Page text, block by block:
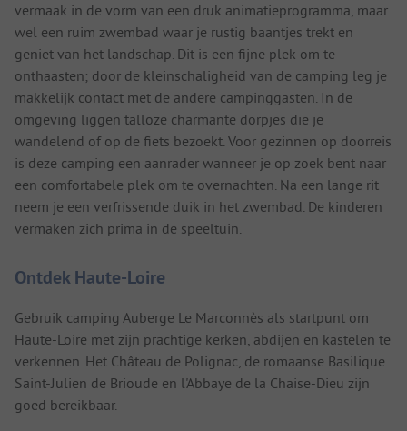
vermaak in de vorm van een druk animatieprogramma, maar
wel een ruim zwembad waar je rustig baantjes trekt en
geniet van het landschap. Dit is een fijne plek om te
onthaasten; door de kleinschaligheid van de camping leg je
makkelijk contact met de andere campinggasten. In de
omgeving liggen talloze charmante dorpjes die je
wandelend of op de fiets bezoekt. Voor gezinnen op doorreis
is deze camping een aanrader wanneer je op zoek bent naar
een comfortabele plek om te overnachten. Na een lange rit
neem je een verfrissende duik in het zwembad. De kinderen
vermaken zich prima in de speeltuin.
Ontdek Haute-Loire
Gebruik camping Auberge Le Marconnès als startpunt om
Haute-Loire met zijn prachtige kerken, abdijen en kastelen te
verkennen. Het Château de Polignac, de romaanse Basilique
Saint-Julien de Brioude en l'Abbaye de la Chaise-Dieu zijn
goed bereikbaar.